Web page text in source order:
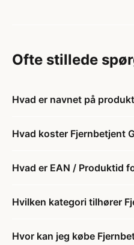
Ofte stillede
Hvad er navnet på
Hvad koster Fjernbetjent
Hvad er EAN / Produktid
Hvilken kategori tilhører
Hvor kan jeg købe